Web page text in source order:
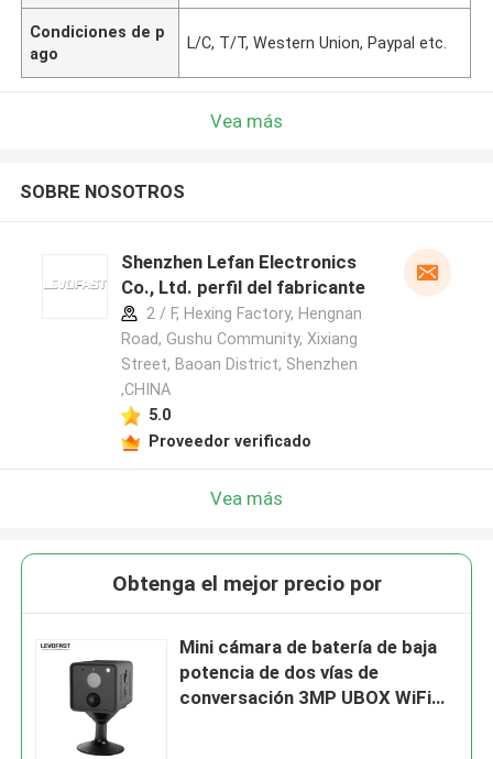
Condiciones de p
ago
L/C, T/T, Western Union, Paypal etc.
Vea más
SOBRE NOSOTROS
Shenzhen Lefan Electronics
Co., Ltd. perfil del fabricante
2 / F, Hexing Factory, Hengnan
Road, Gushu Community, Xixiang
Street, Baoan District, Shenzhen
,CHINA
5.0
Proveedor verificado
Vea más
Obtenga el mejor precio por
Mini cámara de batería de baja
potencia de dos vías de
conversación 3MP UBOX WiFi